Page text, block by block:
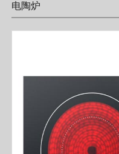
电陶炉